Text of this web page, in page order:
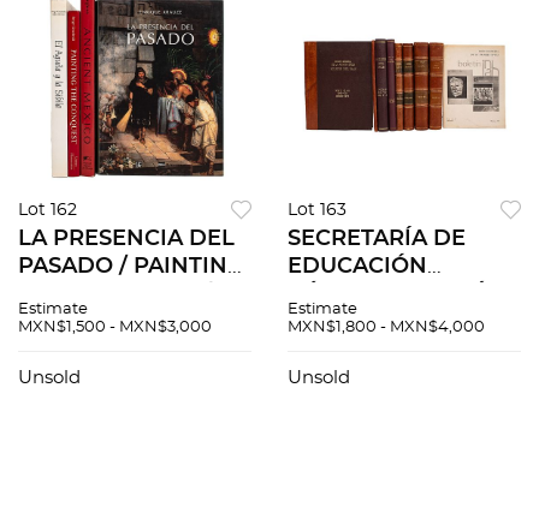
Lot 162
LA PRESENCIA DEL
PASADO / PAINTING
ANCIENT MEXICO /
SIBILA. FRESCOS
Estimate
MXN$1,500 - MXN$3,000
Unsold
Lot 163
SECRETARÍA DE
EDUCACIÓN
INAH. MÉXICO:
NACIONAL DE
Estimate
MXN$1,800 - MXN$4,000
Unsold